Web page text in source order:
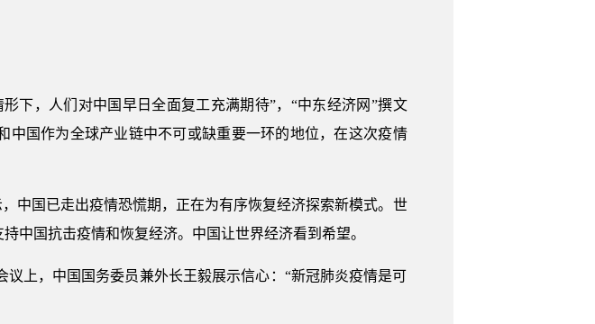
下，人们对中国早日全面复工充满期待”，“中东经济网”撰文
国作为全球产业链中不可或缺重要一环的地位，在这次疫情
中国已走出疫情恐慌期，正在为有序恢复经济探索新模式。世
中国抗击疫情和恢复经济。中国让世界经济看到希望。
上，中国国务委员兼外长王毅展示信心：“新冠肺炎疫情是可